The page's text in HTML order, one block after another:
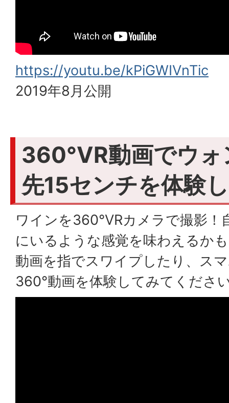
https://youtu.be/kPiGWIVnTic
2019年8月公開
360°VR動画でウ
先15センチを体験
ワインを360°VRカメラで撮影！
にいるような感覚を味わえるか
動画を指でスワイプしたり、ス
360°動画を体験してみてくださ